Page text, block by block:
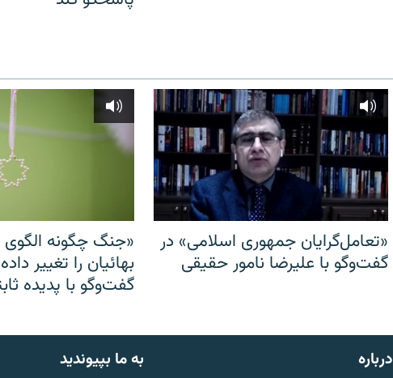
«تعامل‌گرایان جمهوری اسلامی» در
گفت‌وگو با علیرضا نامور حقیقی
«جنگ چگونه الگوی
بهائیان را تغییر
گفت‌وگو با پدیده
به ما بپیوندید درباره